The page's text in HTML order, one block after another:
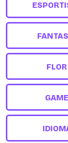
FLOR
GAME